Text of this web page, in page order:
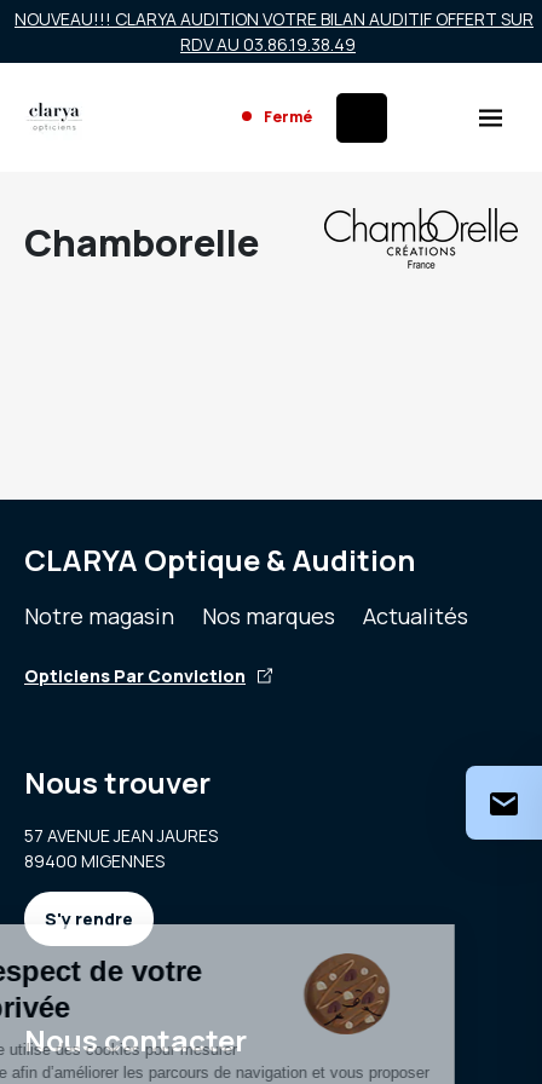
NOUVEAU!!! CLARYA AUDITION VOTRE BILAN AUDITIF OFFERT SUR
RDV AU 03.86.19.38.49
Fermé
Chamborelle
CLARYA Optique & Audition
Notre magasin Nos marques Actualités
Opticiens Par Conviction
Nous trouver
57 AVENUE JEAN JAURES
89400 MIGENNES
S'y rendre
Nous contacter